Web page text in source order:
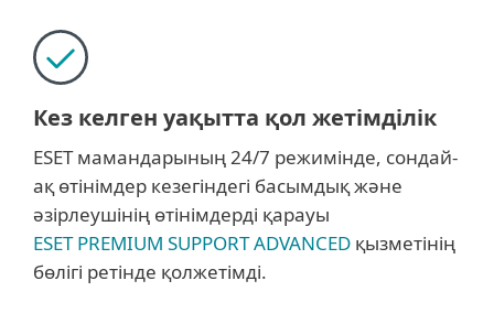
Кез келген уақытта қол жетімділік
ESET мамандарының 24/7 режимінде, сондай-
ақ өтінімдер кезегіндегі басымдық және
әзірлеушінің өтінімдерді қарауы
ESET PREMIUM SUPPORT ADVANCED қызметінің
бөлігі ретінде қолжетімді.